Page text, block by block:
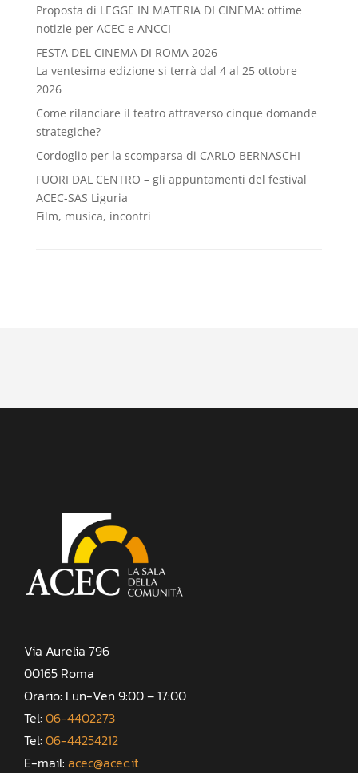
Proposta di LEGGE IN MATERIA DI CINEMA: ottime
notizie per ACEC e ANCCI
FESTA DEL CINEMA DI ROMA 2026
La ventesima edizione si terrà dal 4 al 25 ottobre
2026
Come rilanciare il teatro attraverso cinque domande
strategiche?
Cordoglio per la scomparsa di CARLO BERNASCHI
FUORI DAL CENTRO – gli appuntamenti del festival
ACEC-SAS Liguria
Film, musica, incontri
Via Aurelia 796
00165 Roma
Orario: Lun-Ven 9:00 – 17:00
Tel: 06-4402273
Tel: 06-44254212
E-mail: acec@acec.it